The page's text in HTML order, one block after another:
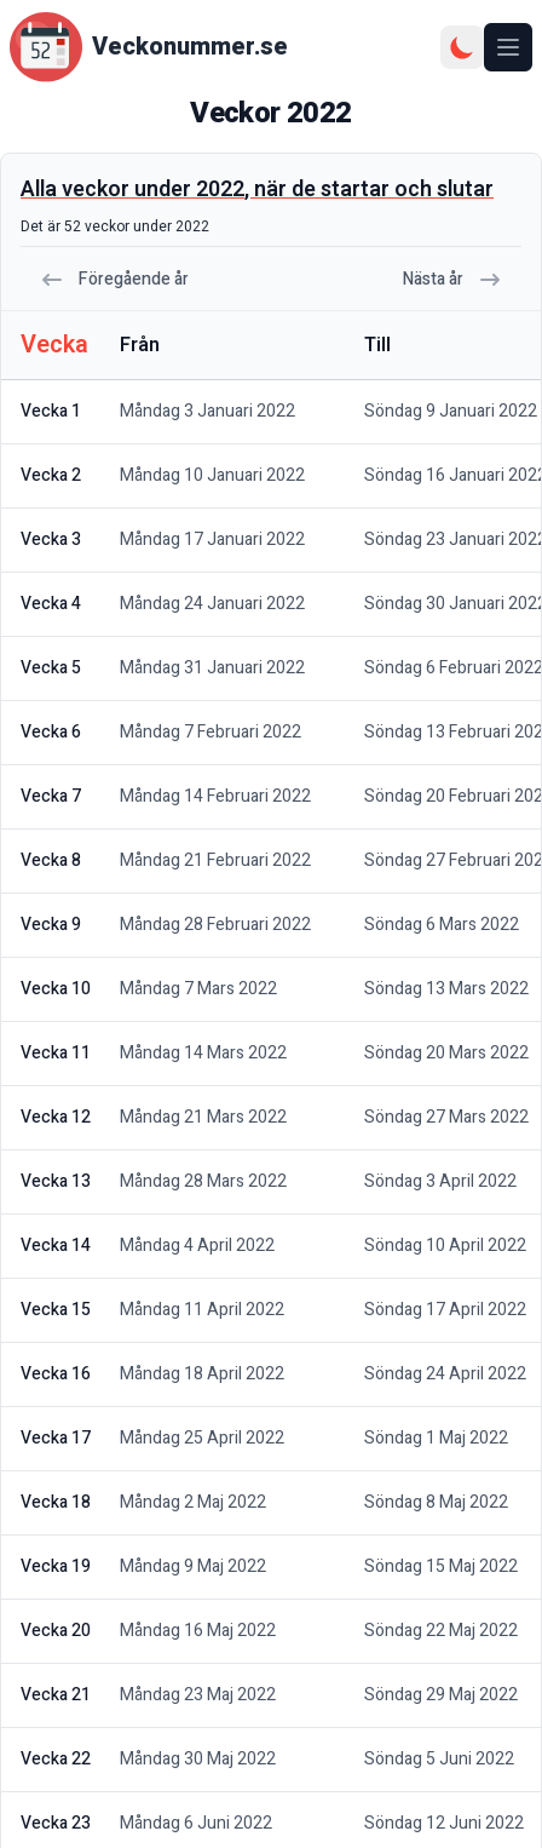
Veckonummer.se
Veckor2022
Alla veckor under2022, när de startar och slutar
Det är52veckor under2022
Föregående år Nästa år
Vecka Från Till
Vecka 1 Måndag 3 Januari 2022 Söndag 9 Januari 2022
Vecka 2 Måndag 10 Januari 2022 Söndag 16 Januari
Vecka 3 Måndag 17 Januari 2022 Söndag 23 Januari
Vecka 4 Måndag 24 Januari 2022 Söndag 30 Januari
Vecka 5 Måndag 31 Januari 2022 Söndag 6 Februari 2022
Vecka 6 Måndag 7 Februari 2022 Söndag 13 Februari
Vecka 7 Måndag 14 Februari 2022 Söndag 20 Februari
Vecka 8 Måndag 21 Februari 2022 Söndag 27 Februari
Vecka 9 Måndag 28 Februari 2022 Söndag 6 Mars 2022
Vecka 10 Måndag 7 Mars 2022 Söndag 13 Mars 2022
Vecka 11 Måndag 14 Mars 2022 Söndag 20 Mars 2022
Vecka 12 Måndag 21 Mars 2022 Söndag 27 Mars 2022
Vecka 13 Måndag 28 Mars 2022 Söndag 3 April 2022
Vecka 14 Måndag 4 April 2022 Söndag 10 April 2022
Vecka 15 Måndag 11 April 2022 Söndag 17 April 2022
Vecka 16 Måndag 18 April 2022 Söndag 24 April 2022
Vecka 17 Måndag 25 April 2022 Söndag 1 Maj 2022
Vecka 18 Måndag 2 Maj 2022 Söndag 8 Maj 2022
Vecka 19 Måndag 9 Maj 2022 Söndag 15 Maj 2022
Vecka 20 Måndag 16 Maj 2022 Söndag 22 Maj 2022
Vecka 21 Måndag 23 Maj 2022 Söndag 29 Maj 2022
Vecka 22 Måndag 30 Maj 2022 Söndag 5 Juni 2022
Vecka 23 Måndag 6 Juni 2022 Söndag 12 Juni 2022